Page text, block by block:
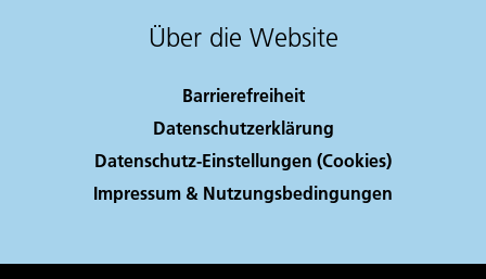
Über die Website
Barrierefreiheit
Datenschutzerklärung
Datenschutz-Einstellungen (Cookies)
Impressum & Nutzungsbedingungen